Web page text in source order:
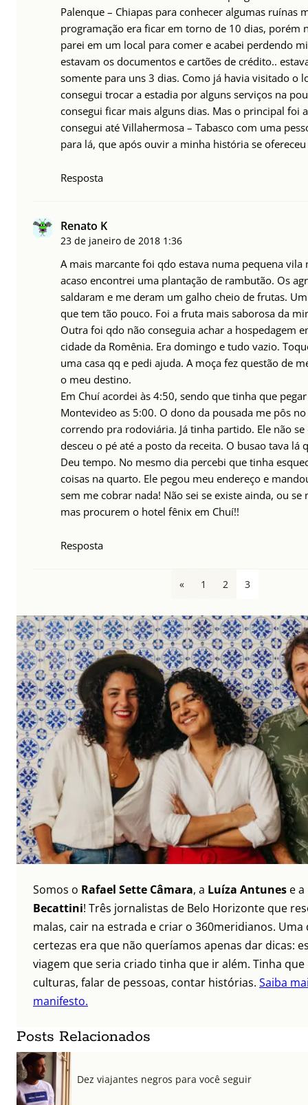
Palenque – Chiapas para conhecer algumas ruínas
programação era ficar em torno de 10 dias, porém
parei em um local para comer e acabei perdendo
estavam os documentos e cartões de crédito..
somente para uns 3 dias. Como já havia visitado o
consegui trocar a estadia por alguns serviços na
consegui ficar mais alguns dias. Mas o principal foi
consegui até Villahermosa – Tabasco com uma
para lá, que após ouvir a minha história se
Resposta
Renato K
23 de janeiro de 2018 1:36
A mais marcante foi qdo estava numa pequena vila
acaso encontrei uma plantação de rambutão. Os
saldaram e me deram um galho cheio de frutas.
que tem tão pouco. Foi a fruta mais saborosa da
Outra foi qdo não conseguia achar a hospedagem
cidade da Romênia. Era domingo e tudo vazio.
uma casa qq e pedi ajuda. A moça fez questão de
o meu destino.
Em Chuí acordei às 4:50, sendo que tinha que
Montevideo as 5:00. O dono da pousada me pôs
correndo pra rodoviária. Já tinha partido. Ele não
desceu o pé até a posto da receita. O busao tava lá
Deu tempo. No mesmo dia percebi que tinha
coisas na quarto. Ele pegou meu endereço e
sem me cobrar nada! Não sei se existe ainda, ou
mas procurem o hotel fênix em Chuí!!
Resposta
« 1 2 3
Somos o Rafael Sette Câmara, a Luíza Antunes e a
Becattini! Três jornalistas de Belo Horizonte que
malas, cair na estrada e criar o 360meridianos. Uma
certezas era que não queríamos apenas dar dicas:
viagem que seria criado tinha que ir além. Tinha
culturas, falar de pessoas, contar histórias. Saiba
manifesto.
Posts Relacionados
Dez viajantes negros para você seguir